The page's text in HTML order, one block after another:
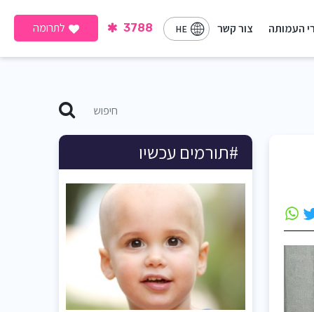
העמותה צור קשר HE
3788 לתרומה
#תורמים עכשיו